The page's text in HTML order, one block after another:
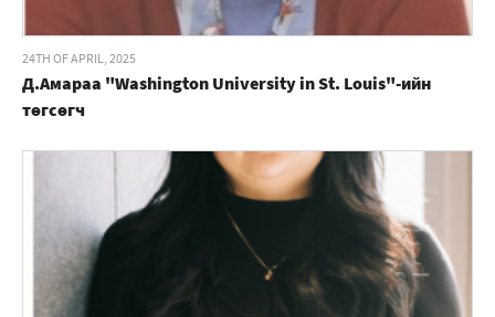
24TH OF APRIL, 2025
Д.Амараа "Washington University in St. Louis"-ийн
төгсөгч